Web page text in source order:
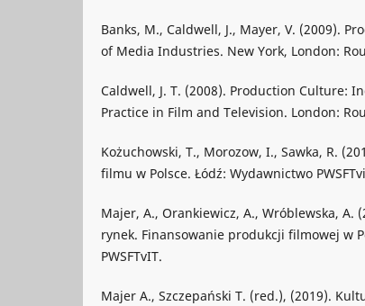
Banks, M., Caldwell, J., Mayer, V. (2009).
of Media Industries. New York, London:
Caldwell, J. T. (2008). Production Culture:
Practice in Film and Television. London:
Kożuchowski, T., Morozow, I., Sawka, R.
filmu w Polsce. Łódź: Wydawnictwo
Majer, A., Orankiewicz, A., Wróblewska, A.
rynek. Finansowanie produkcji filmowej w
PWSFTvIT.
Majer A., Szczepański T. (red.), (2019).